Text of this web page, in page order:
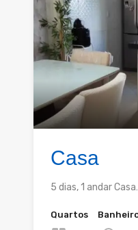
Casa
5 dias, 1 andar
Quartos